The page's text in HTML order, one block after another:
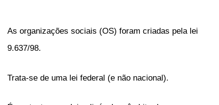
As organizações sociais (OS) foram criadas pela lei
9.637/98.
Trata-se de uma lei federal (e não nacional).